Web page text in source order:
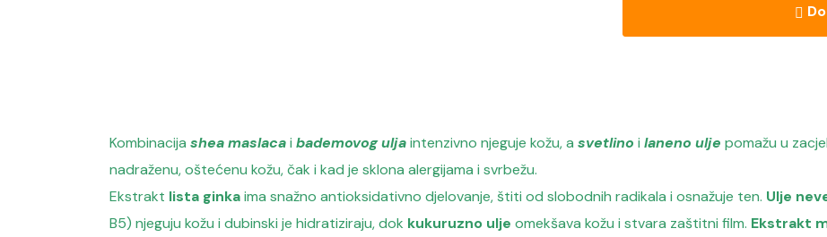
Kombinacija shea maslacai bademovog uljaintenzivno njeguje kožu, a svetlino i laneno ulje pomažu u
nadraženu, oštećenu kožu, čak i kad je sklona alergijama i svrbežu.
Ekstrakt lista ginkaima snažno antioksidativno djelovanje, štiti od slobodnih radikala i osnažuje ten. Ulje
B5) njeguju kožu i dubinski je hidratiziraju, dok kukuruzno ulje omekšava kožu i stvara zaštitni film. Ekstrakt